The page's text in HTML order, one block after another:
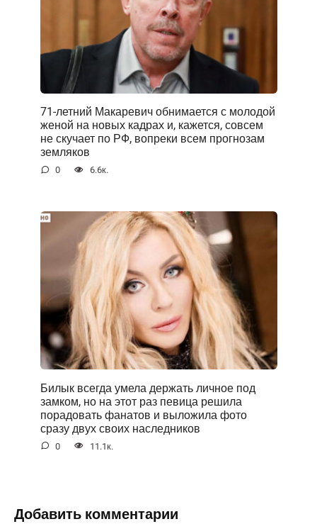
71-летний Макаревич обнимается с молодой
женой на новых кадрах и, кажется, совсем
не скучает по РФ, вопреки всем прогнозам
земляков
0 6.6к.
Билык всегда умела держать личное под
замком, но на этот раз певица решила
порадовать фанатов и выложила фото
сразу двух своих наследников
0 11.1к.
Добавить комментарии